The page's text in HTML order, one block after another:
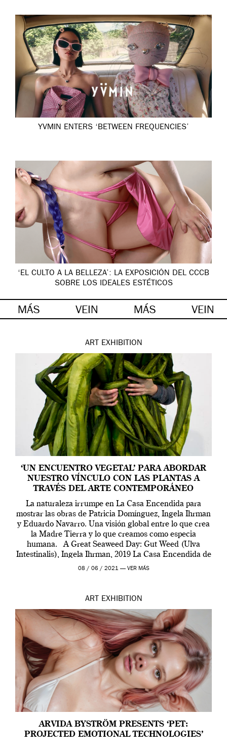
YVMIN ENTERS ‘BETWEEN FREQUENCIES’
‘EL CULTO A LA BELLEZA’: LA EXPOSICIÓN DEL CCCB
SOBRE LOS IDEALES ESTÉTICOS
MÁS VEIN MÁS VEIN
ART EXHIBITION
‘UN ENCUENTRO VEGETAL’ PARA ABORDAR
NUESTRO VÍNCULO CON LAS PLANTAS A
TRAVÉS DEL ARTE CONTEMPORÁNEO
La naturaleza irrumpe en La Casa Encendida para
mostrar las obras de Patricia Domínguez, Ingela Ihrman
y Eduardo Navarro. Una visión global entre lo que crea
la Madre Tierra y lo que creamos como especia
humana. A Great Seaweed Day: Gut Weed (Ulva
Intestinalis), Ingela Ihrman, 2019 La Casa Encendida de
Madrid y la Wellcome […]
08 / 06 / 2021 — VER MÁS
ART EXHIBITION
ARVIDA BYSTRÖM PRESENTS ‘PET:
PROJECTED EMOTIONAL TECHNOLOGIES’